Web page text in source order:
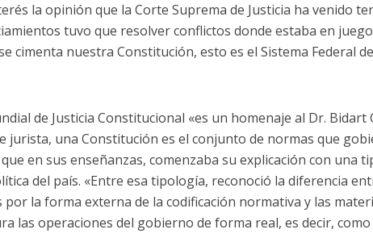
la opinión que la Corte Suprema de Justicia ha venido
tuvo que resolver conflictos donde estaba en
cimenta nuestra Constitución, esto es el Sistema Federal
de Justicia Constitucional «es un homenaje al Dr. Bidart
jurista, una Constitución es el conjunto de normas que
en sus enseñanzas, comenzaba su explicación con una
del país. «Entre esa tipología, reconoció la diferencia
la forma externa de la codificación normativa y las
las operaciones del gobierno de forma real, es decir,